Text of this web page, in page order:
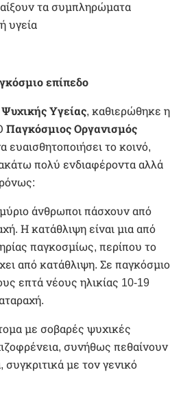
τα συμπληρώματα
υγεία
επίπεδο
Υγείας, καθιερώθηκε η
Παγκόσμιος Οργανισμός
ευαισθητοποιήσει το κοινό,
πολύ ενδιαφέροντα αλλά
άνθρωποι πάσχουν από
Η κατάθλιψη είναι μια από
παγκοσμίως, περίπου το
από κατάθλιψη. Σε παγκόσμιο
επτά νέους ηλικίας 10-19
με σοβαρές ψυχικές
συνήθως πεθαίνουν
συγκριτικά με τον γενικό